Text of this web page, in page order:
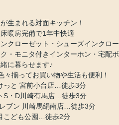
生まれる対面キッチン！
暖房完備で1年中快適
クローゼット・シューズインクロ
・モニタ付きインターホン・宅配
に暮らせます♪
々揃ってお買い物や生活も便利！
っと 宮前小台店…徒歩3分
S・D川崎有馬店…徒歩3分
ブン 川崎馬絹南店…徒歩3分
こども公園…徒歩2分